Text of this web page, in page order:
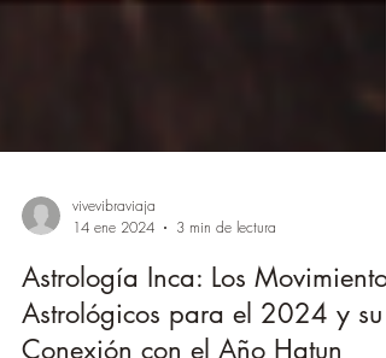
vivevibraviaja
14 ene 2024
3 min de lectura